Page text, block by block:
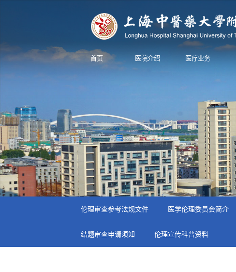
首页 医院介绍 医疗业务
伦理审查参考法规文件 医学伦理委员会简介
结题审查申请须知 伦理宣传科普资料